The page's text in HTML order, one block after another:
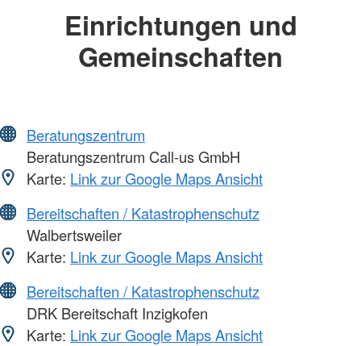
Einrichtungen und
Gemeinschaften
Beratungszentrum
Beratungszentrum Call-us GmbH
Karte: Link zur Google Maps Ansicht
Bereitschaften / Katastrophenschutz
Walbertsweiler
Karte: Link zur Google Maps Ansicht
Bereitschaften / Katastrophenschutz
DRK Bereitschaft Inzigkofen
Karte: Link zur Google Maps Ansicht